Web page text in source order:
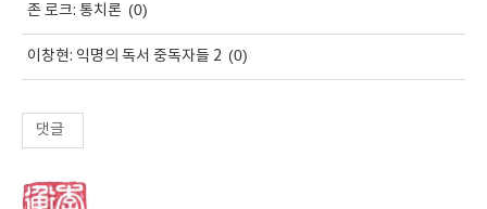
존 로크: 통치론 (0)
이창현: 익명의 독서 중독자들 2 (0)
댓글